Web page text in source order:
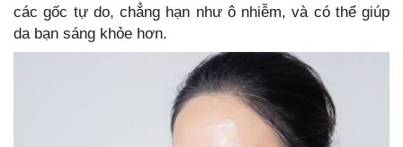
các gốc tự do, chẳng hạn như ô nhiễm, và có thể giúp
da bạn sáng khỏe hơn.